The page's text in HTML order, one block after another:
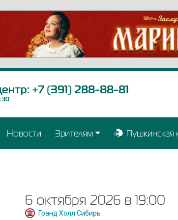
+7 (391) 288-88-81
Новости Зрителям Пушкинская
6 октября 2026 в 19:00
Гранд Холл Сибирь